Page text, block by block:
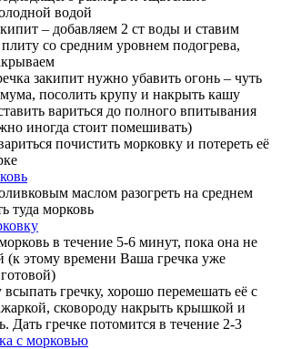
водой
– добавляем 2 ст воды и ставим
со средним уровнем подогрева,
закипит нужно убавить огонь – чуть
посолить крупу и накрыть кашу
вариться до полного впитывания
иногда стоит помешивать)
почистить морковку и потереть её
маслом разогреть на среднем
туда морковь
в течение 5-6 минут, пока она не
(к этому времени Ваша гречка уже
гречку, хорошо перемешать её с
сковороду накрыть крышкой и
Дать гречке потомится в течение 2-3